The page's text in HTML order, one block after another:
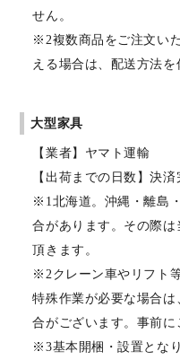
せん。
※2複数商品をご注文い
える場合は、配送方法を
大型家具
【業者】ヤマト運輸
【出荷までの日数】決
※1北海道。沖縄・離島
合があります。その際
頂きます。
※2クレーン車やリフト
特殊作業が必要な場合
合がございます。事前に
※3基本開梱・設置とな